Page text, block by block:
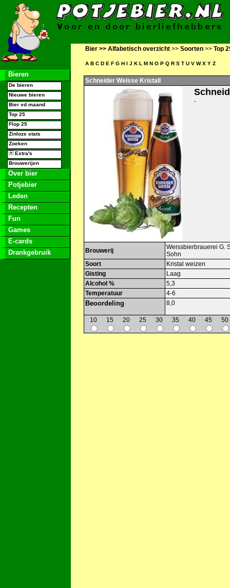
Bieren
De bieren
Nieuwe bieren
Bier vd maand
Top 25
Flop 25
Zinloze stats
Zoeken
Extra's
Brouwerijen
Over bier
Potjebier
Leden
Recepten
Fun
Games
E-cards
Drankgebruik
Bier >> Alfabetisch overzicht >> Soorten >> Top
A B C D E F G H I J K L M N O P Q R S T U V W X Y Z
Schneider Weisse Kristall
-
Brouwerij
Weissbierbrauerei G.
Sohn
Soort
Kristal weizen
Gisting
Laag
Alcohol %
5,3
Temperatuur
4-6
Beoordeling 8,0
10 15 20 25 30 35 40 45 50